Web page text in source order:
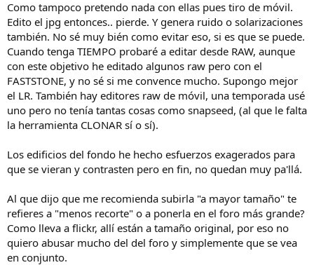
Como tampoco pretendo nada con ellas pues tiro de móvil.
Edito el jpg entonces.. pierde. Y genera ruido o solarizaciones
también. No sé muy bién como evitar eso, si es que se puede.
Cuando tenga TIEMPO probaré a editar desde RAW, aunque
con este objetivo he editado algunos raw pero con el
FASTSTONE, y no sé si me convence mucho. Supongo mejor
el LR. También hay editores raw de móvil, una temporada usé
uno pero no tenía tantas cosas como snapseed, (al que le falta
la herramienta CLONAR sí o sí).
Los edificios del fondo he hecho esfuerzos exagerados para
que se vieran y contrasten pero en fin, no quedan muy pa'llá.
Al que dijo que me recomienda subirla "a mayor tamaño" te
refieres a "menos recorte" o a ponerla en el foro más grande?
Como lleva a flickr, allí están a tamaño original, por eso no
quiero abusar mucho del del foro y simplemente que se vea
en conjunto.